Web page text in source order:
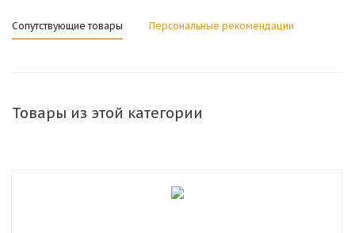
Сопутствующие товары Персональные рекомендации
Товары из этой категории